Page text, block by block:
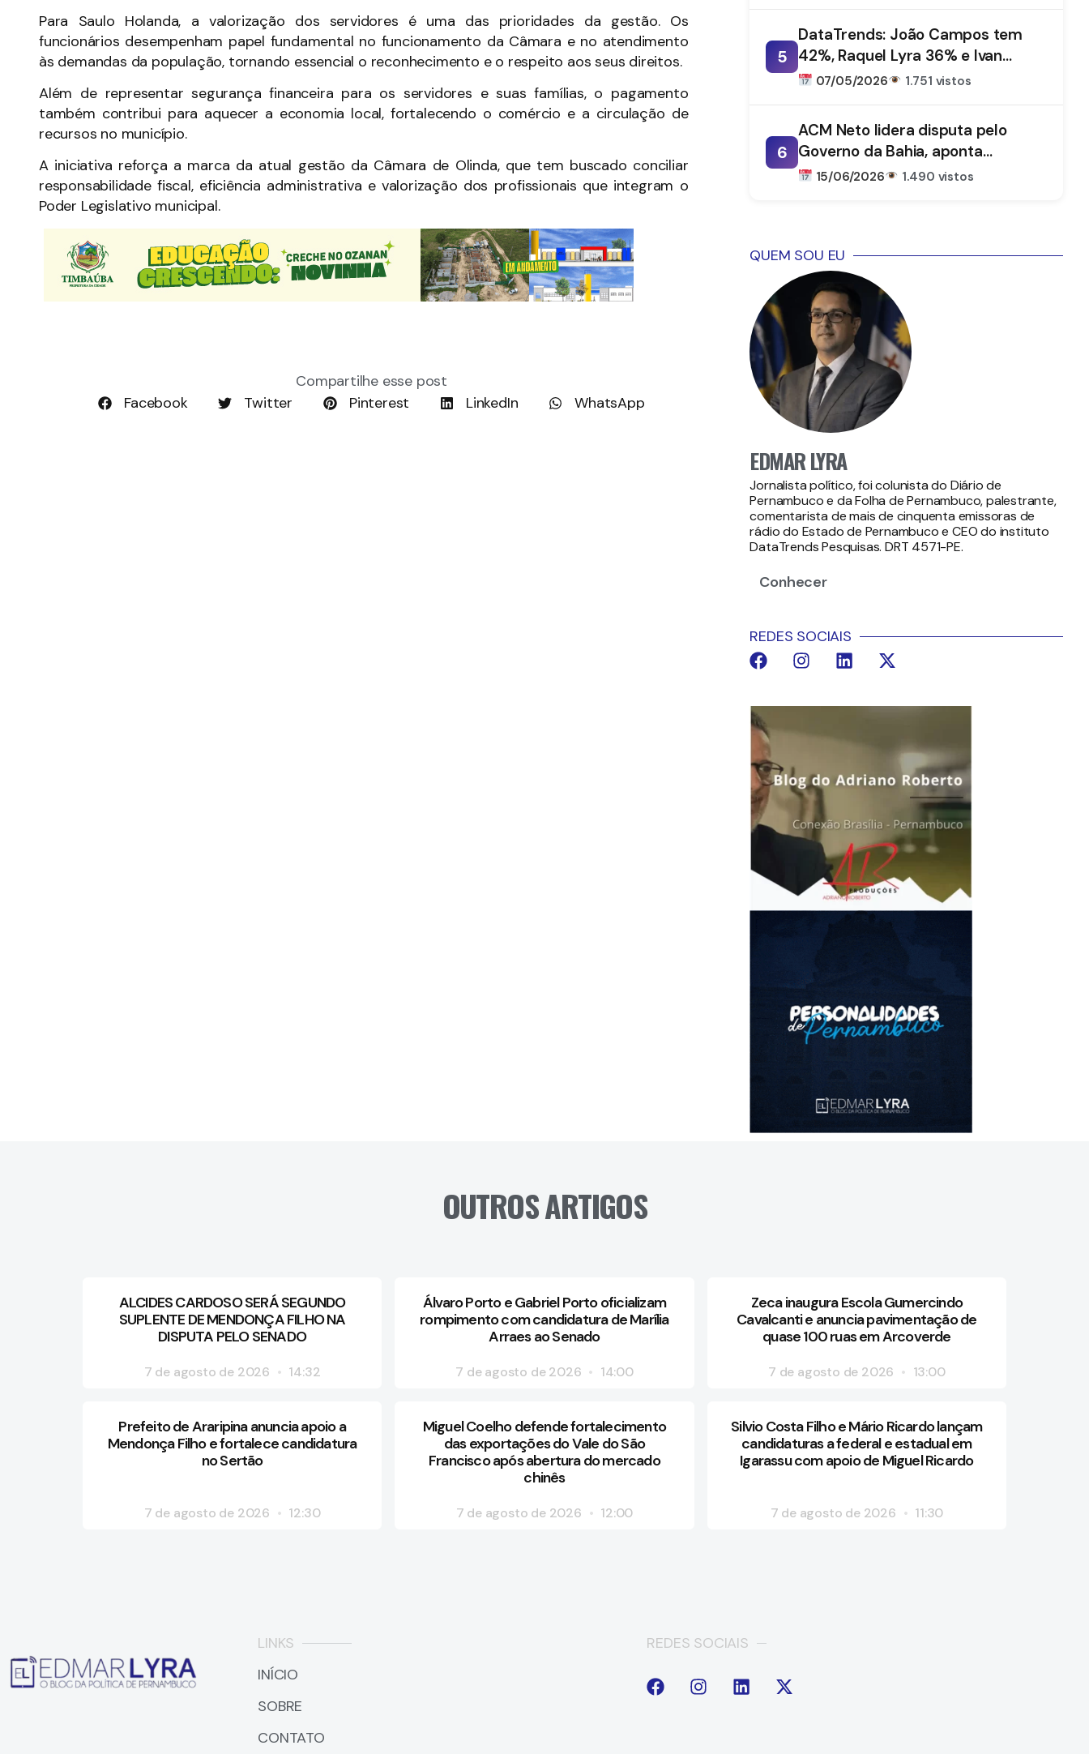
Para Saulo Holanda, a valorização dos servidores é uma das prioridades da gestão. Os
funcionários desempenham papel fundamental no funcionamento da Câmara e no atendimento
às demandas da população, tornando essencial o reconhecimento e o respeito aos seus direitos.
Além de representar segurança financeira para os servidores e suas famílias, o pagamento
também contribui para aquecer a economia local, fortalecendo o comércio e a circulação de
recursos no município.
A iniciativa reforça a marca da atual gestão da Câmara de Olinda, que tem buscado conciliar
responsabilidade fiscal, eficiência administrativa e valorização dos profissionais que integram o
Poder Legislativo municipal.
Compartilhe esse post
Facebook
Twitter Pinterest LinkedIn WhatsApp
5
DataTrends: João Campos tem
42%, Raquel Lyra 36% e Ivan
Moraes 1%
07/05/2026 1.751 vistos
6
ACM Neto lidera disputa pelo
Governo da Bahia, aponta
DataTrends
15/06/2026 1.490 vistos
QUEM SOU EU
EDMAR LYRA
Jornalista político, foi colunista do Diário de
Pernambuco e da Folha de Pernambuco, palestrante,
comentarista de mais de cinquenta emissoras de
rádio do Estado de Pernambuco e CEO do instituto
DataTrends Pesquisas. DRT 4571-PE.
Conhecer
REDES SOCIAIS
OUTROS ARTIGOS
ALCIDES CARDOSO SERÁ SEGUNDO
SUPLENTE DE MENDONÇA FILHO NA
DISPUTA PELO SENADO
7 de agosto de 2026 14:32
Álvaro Porto e Gabriel Porto oficializam
rompimento com candidatura de Marília
Arraes ao Senado
7 de agosto de 2026 14:00
Zeca inaugura Escola Gumercindo
Cavalcanti e anuncia pavimentação de
quase 100 ruas em Arcoverde
7 de agosto de 2026 13:00
Prefeito de Araripina anuncia apoio a
Mendonça Filho e fortalece candidatura
no Sertão
7 de agosto de 2026 12:30
Miguel Coelho defende fortalecimento
das exportações do Vale do São
Francisco após abertura do mercado
chinês
7 de agosto de 2026 12:00
Silvio Costa Filho e Mário Ricardo lançam
candidaturas a federal e estadual em
Igarassu com apoio de Miguel Ricardo
7 de agosto de 2026 11:30
LINKS
INÍCIO
SOBRE
CONTATO
REDES SOCIAIS